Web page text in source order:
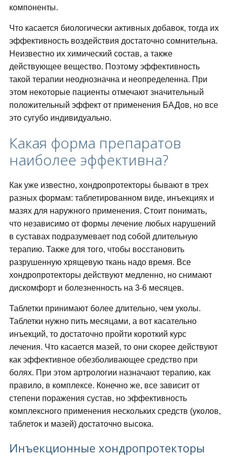
компоненты.
Что касается биологически активных добавок, тогда их
эффективность воздействия достаточно сомнительна.
Неизвестно их химический состав, а также
действующее вещество. Поэтому эффективность
такой терапии неоднозначна и неопределенна. При
этом некоторые пациенты отмечают значительный
положительный эффект от применения БАДов, но все
это сугубо индивидуально.
Какая форма препаратов
наиболее эффективна?
Как уже известно, хондропротекторы бывают в трех
разных формам: таблетированном виде, инъекциях и
мазях для наружного применения. Стоит понимать,
что независимо от формы лечение любых нарушений
в суставах подразумевает под собой длительную
терапию. Также для того, чтобы восстановить
разрушенную хрящевую ткань надо время. Все
хондропротекторы действуют медленно, но снимают
дискомфорт и болезненность на 3-6 месяцев.
Таблетки принимают более длительно, чем уколы.
Таблетки нужно пить месяцами, а вот касательно
инъекций, то достаточно пройти короткий курс
лечения. Что касается мазей, то они скорее действуют
как эффективное обезболивающее средство при
болях. При этом артрологии назначают терапию, как
правило, в комплексе. Конечно же, все зависит от
степени поражения сустав, но эффективность
комплексного применения нескольких средств (уколов,
таблеток и мазей) достаточно высока.
Инъекционные хондропротекторы